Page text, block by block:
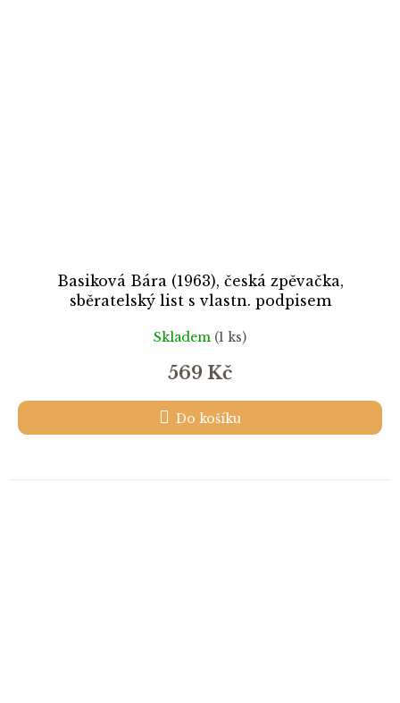
Basiková Bára (1963), česká zpěvačka,
sběratelský list s vlastn. podpisem
Skladem (1 ks)
569 Kč
Do košíku